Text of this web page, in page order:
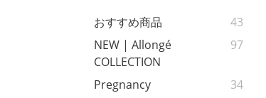
おすすめ商品
43
NEW | Allongé
COLLECTION
97
Pregnancy
34